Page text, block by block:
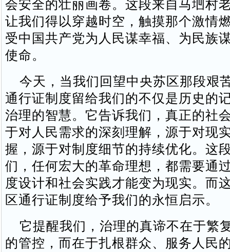
会安全的壮丽画卷。这段来自马垇村
让我们得以穿越时空，触摸那个激情
受中国共产党为人民谋幸福、为民族
使命。
今天，当我们回望中央苏区那段艰
通行证制度留给我们的不仅是历史的
治理的智慧。它告诉我们，真正的社
于对人民需求的深刻理解，源于对现
握，源于对制度细节的持续优化。这
们，任何宏大的革命理想，都需要通
度设计和社会实践才能变为现实。而
区通行证制度给予我们的永恒启示。
它提醒我们，治理的真谛不在于繁
的管控，而在于扎根群众、服务人民